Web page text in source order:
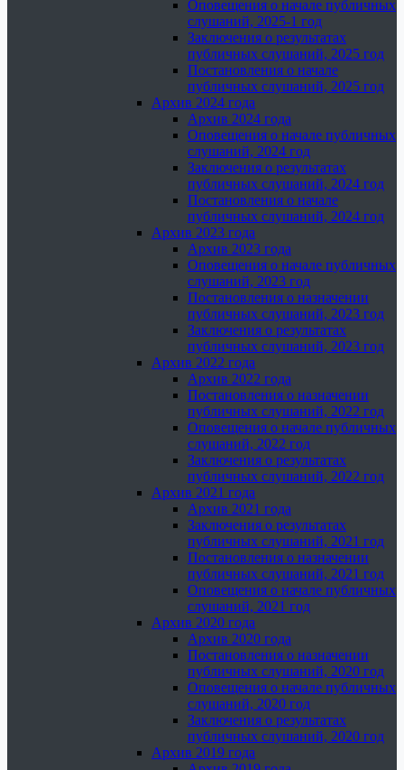
Оповещения о начале публичных
слушаний, 2025-1 год
Заключения о результатах
публичных слушаний, 2025 год
Постановления о начале
публичных слушаний, 2025 год
Архив 2024 года
Архив 2024 года
Оповещения о начале публичных
слушаний, 2024 год
Заключения о результатах
публичных слушаний, 2024 год
Постановления о начале
публичных слушаний, 2024 год
Архив 2023 года
Архив 2023 года
Оповещения о начале публичных
слушаний, 2023 год
Постановления о назначении
публичных слушаний, 2023 год
Заключения о результатах
публичных слушаний, 2023 год
Архив 2022 года
Архив 2022 года
Постановления о назначении
публичных слушаний, 2022 год
Оповещения о начале публичных
слушаний, 2022 год
Заключения о результатах
публичных слушаний, 2022 год
Архив 2021 года
Архив 2021 года
Заключения о результатах
публичных слушаний, 2021 год
Постановления о назначении
публичных слушаний, 2021 год
Оповещения о начале публичных
слушаний, 2021 год
Архив 2020 года
Архив 2020 года
Постановления о назначении
публичных слушаний, 2020 год
Оповещения о начале публичных
слушаний, 2020 год
Заключения о результатах
публичных слушаний, 2020 год
Архив 2019 года